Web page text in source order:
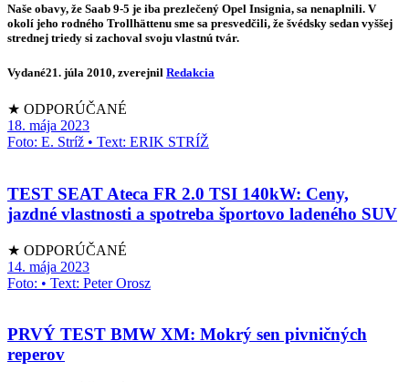
Naše obavy, že Saab 9-5 je iba prezlečený Opel Insignia, sa nenaplnili. V
okolí jeho rodného Trollhättenu sme sa presvedčili, že švédsky sedan vyššej
strednej triedy si zachoval svoju vlastnú tvár.
Vydané21. júla 2010, zverejnil Redakcia
★ ODPORÚČANÉ
18. mája 2023
Foto: E. Stríž • Text: ERIK STRÍŽ
TEST SEAT Ateca FR 2.0 TSI 140kW: Ceny,
jazdné vlastnosti a spotreba športovo ladeného SUV
★ ODPORÚČANÉ
14. mája 2023
Foto: • Text: Peter Orosz
PRVÝ TEST BMW XM: Mokrý sen pivničných
reperov